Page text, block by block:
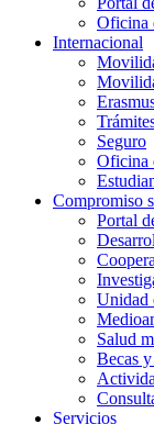
Oficina
Internacional
Seguro
Oficina
Compromiso
Portal
Unidad
Salud
Becas
Servicios